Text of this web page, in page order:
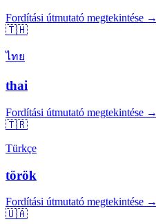
Fordítási útmutató megtekintése →
🇹🇭
ไทย
thai
Fordítási útmutató megtekintése →
🇹🇷
Türkçe
török
Fordítási útmutató megtekintése →
🇺🇦